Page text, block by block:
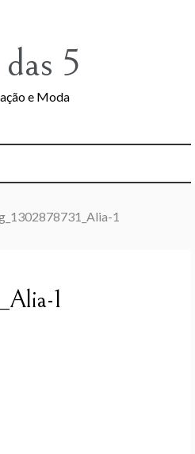
5
e Moda
1
1